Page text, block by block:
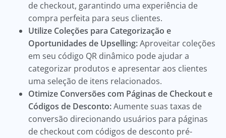
de checkout, garantindo uma experiência de
compra perfeita para seus clientes.
Utilize Coleções para Categorização e
Oportunidades de Upselling:Aproveitar coleções
em seu código QR dinâmico pode ajudar a
categorizar produtos e apresentar aos clientes
uma seleção de itens relacionados.
Otimize Conversões com Páginas de Checkout e
Códigos de Desconto:Aumente suas taxas de
conversão direcionando usuários para páginas
de checkout com códigos de desconto pré-